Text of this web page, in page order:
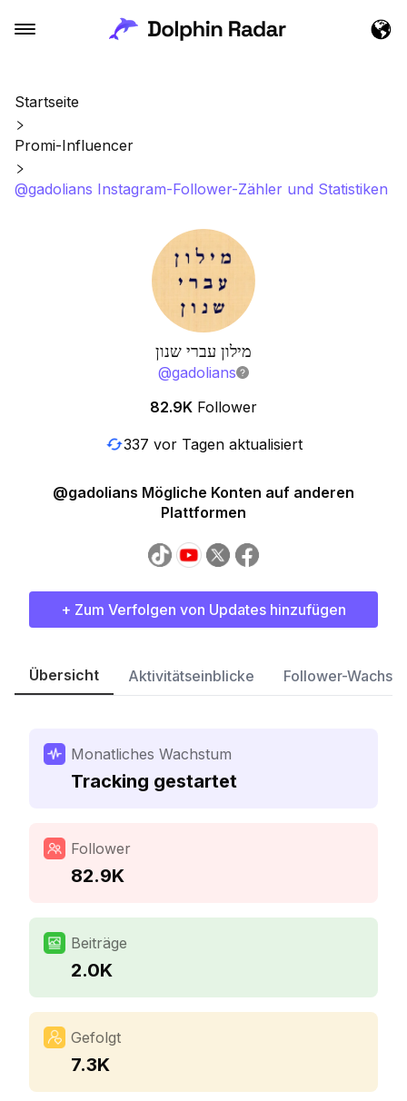
Startseite
Promi-Influencer
@gadolians Instagram-Follower-Zähler und Statistiken
מילון עברי שנון
@gadolians
82.9K Follower
337 vor Tagen aktualisiert
@gadolians Mögliche Konten auf anderen
Plattformen
+ Zum Verfolgen von Updates hinzufügen
Übersicht Aktivitätseinblicke Follower-
Monatliches Wachstum
Tracking gestartet
Follower
82.9K
Beiträge
2.0K
Gefolgt
7.3K